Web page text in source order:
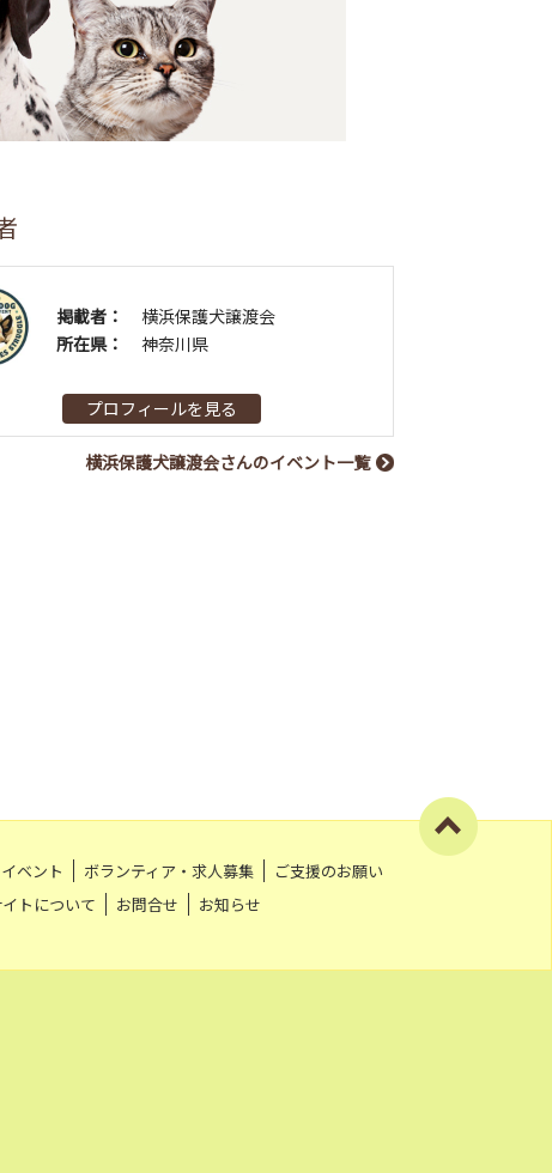
掲載者：
横浜保護犬譲渡会
所在県：
神奈川県
プロフィールを見る
横浜保護犬譲渡会さんのイベント一覧
イベント ボランティア・求人募集
ご支援のお願い
トについて お問合せ お知らせ